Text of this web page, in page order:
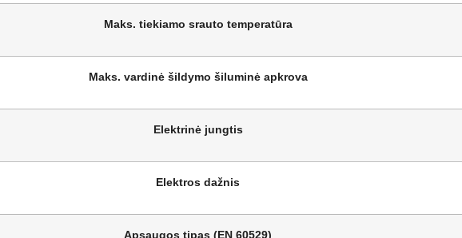
Maks. tiekiamo srauto temperatūra
Maks. vardinė šildymo šiluminė apkrova
Elektrinė jungtis
Elektros dažnis
Apsaugos tipas (EN 60529)